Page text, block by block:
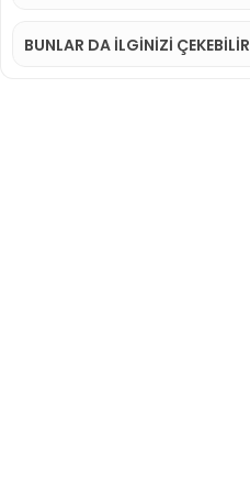
BUNLAR DA İLGINIZI ÇEKEBILIR